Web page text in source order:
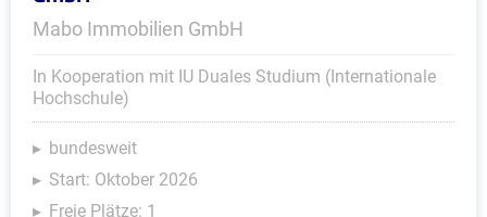
Mabo Immobilien GmbH
In Kooperation mit IU Duales Studium (Internationale
Hochschule)
bundesweit
Start: Oktober 2026
Freie Plätze: 1